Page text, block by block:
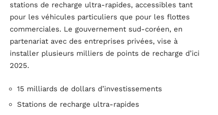
stations de recharge ultra-rapides, accessibles tant
pour les véhicules particuliers que pour les flottes
commerciales. Le gouvernement sud-coréen, en
partenariat avec des entreprises privées, vise à
installer plusieurs milliers de points de recharge d’ici
2025.
15 milliards de dollars d’investissements
Stations de recharge ultra-rapides